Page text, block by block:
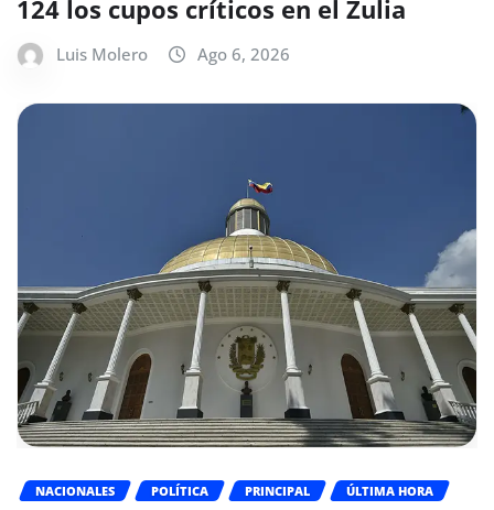
124 los cupos críticos en el Zulia
Luis Molero Ago 6, 2026
NACIONALES POLÍTICA PRINCIPAL ÚLTIMA HORA